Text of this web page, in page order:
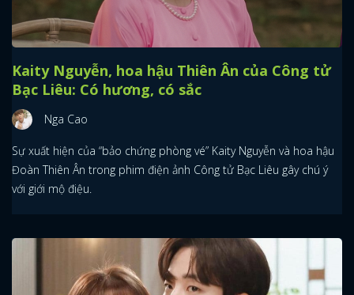
Kaity Nguyễn, hoa hậu Thiên Ân của Công tử
Bạc Liêu: Có hương, có sắc
Nga Cao
Sự xuất hiện của “bảo chứng phòng vé” Kaity Nguyễn và hoa hậu
Đoàn Thiên Ân trong phim điện ảnh Công tử Bạc Liêu gây chú ý
với giới mộ điệu.